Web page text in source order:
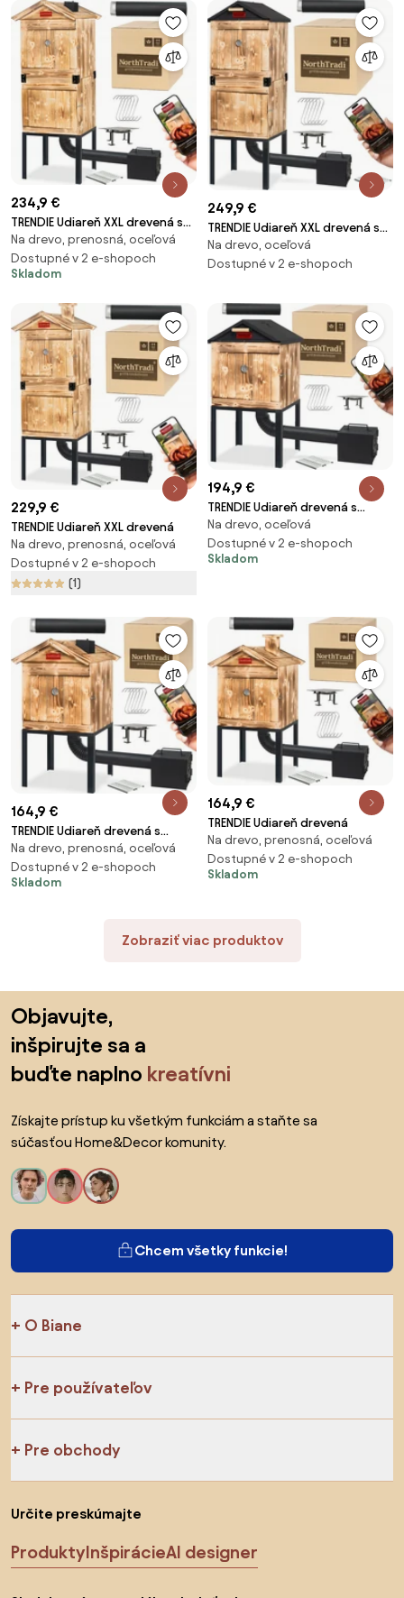
234,9 €
TRENDIE Udiareň XXL drevená s
kovovým komínom
Na drevo, prenosná, oceľová
Dostupné v 2 e-shopoch
Skladom
249,9 €
TRENDIE Udiareň XXL drevená s
kovovou strechou
Na drevo, oceľová
Dostupné v 2 e-shopoch
229,9 €
TRENDIE Udiareň XXL drevená
Na drevo, prenosná, oceľová
Dostupné v 2 e-shopoch
(1)
194,9 €
TRENDIE Udiareň drevená s
kovovou strechou
Na drevo, oceľová
Dostupné v 2 e-shopoch
Skladom
164,9 €
TRENDIE Udiareň drevená s
kovovým komínom
Na drevo, prenosná, oceľová
Dostupné v 2 e-shopoch
Skladom
164,9 €
TRENDIE Udiareň drevená
Na drevo, prenosná, oceľová
Dostupné v 2 e-shopoch
Skladom
Zobraziť viac produktov
Objavujte,
inšpirujte sa a
buďte naplno kreatívni
Získajte prístup ku všetkým funkciám a staňte sa
súčasťou Home&Decor komunity.
Chcem všetky funkcie!
O Biane
Pre používateľov
Pre obchody
Určite preskúmajte
ProduktyInšpirácieAI designer